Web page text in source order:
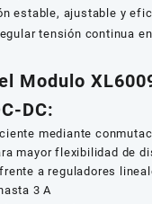
estable, ajustable y
tensión continua
Modulo
DC:
mediante
mayor flexibilidad de
a reguladores
3 A